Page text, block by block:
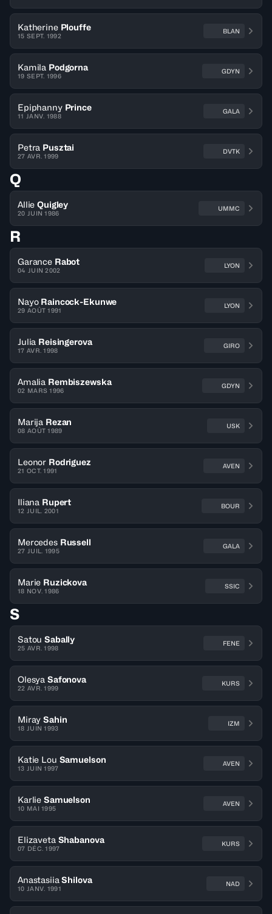
Katherine Plouffe
15 SEPT. 1992
BLAN
Kamila Podgorna
19 SEPT. 1996
GDYN
Epiphanny Prince
11 JANV. 1988
GALA
Petra Pusztai
27 AVR. 1999
DVTK
Q
Allie Quigley
20 JUIN 1986
UMMC
R
Garance Rabot
04 JUIN 2002
LYON
Nayo Raincock-Ekunwe
29 AOÛT 1991
LYON
Julia Reisingerova
17 AVR. 1998
GIRO
Amalia Rembiszewska
02 MARS 1996
GDYN
Marija Rezan
08 AOÛT 1989
USK
Leonor Rodriguez
21 OCT. 1991
AVEN
Iliana Rupert
12 JUIL. 2001
BOUR
Mercedes Russell
27 JUIL. 1995
GALA
Marie Ruzickova
18 NOV. 1986
SSIC
S
Satou Sabally
25 AVR. 1998
FENE
Olesya Safonova
22 AVR. 1999
KURS
Miray Sahin
18 JUIN 1993
IZM
Katie Lou Samuelson
13 JUIN 1997
AVEN
Karlie Samuelson
10 MAI 1995
AVEN
Elizaveta Shabanova
07 DÉC. 1997
KURS
Anastasiia Shilova
10 JANV. 1991
NAD